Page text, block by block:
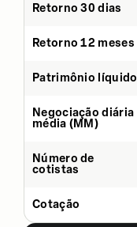
Retorno 30 dias
Retorno 12 meses
Patrimônio líquido
Negociação diária
média (MM)
Número de
cotistas
Cotação